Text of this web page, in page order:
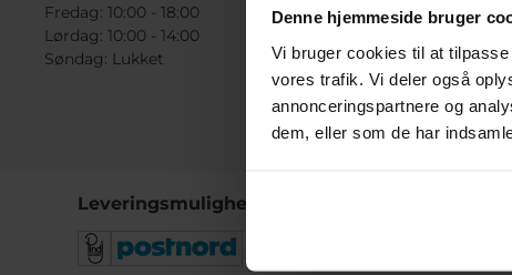
Denne hjemmeside bruger
Vi bruger cookies til at
vores trafik. Vi deler også
annonceringspartnere og
dem, eller som de har
Fredag: 10:00 - 18:00
Lørdag: 10:00 - 14:00
Søndag: Lukket
Leveringsmuligheder